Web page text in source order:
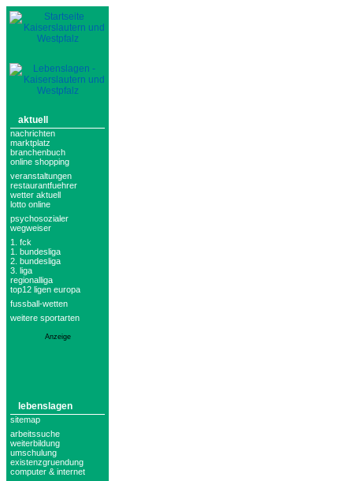
aktuell
nachrichten
marktplatz
branchenbuch
online shopping
veranstaltungen
restaurantfuehrer
wetter aktuell
lotto online
psychosozialer
wegweiser
1. fck
1. bundesliga
2. bundesliga
3. liga
regionalliga
top12 ligen europa
fussball-wetten
weitere sportarten
Anzeige
lebenslagen
sitemap
arbeitssuche
weiterbildung
umschulung
existenzgruendung
computer & internet